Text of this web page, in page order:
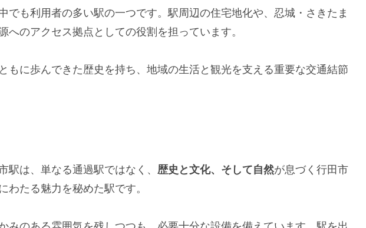
でも利用者の多い駅の一つです。駅周辺の住宅地化や、忍城・さきたま
へのアクセス拠点としての役割を担っています。
もに歩んできた歴史を持ち、地域の生活と観光を支える重要な交通結節
駅は、単なる通過駅ではなく、 歴史と文化、そして自然が息づく行田市
わたる魅力を秘めた駅です。